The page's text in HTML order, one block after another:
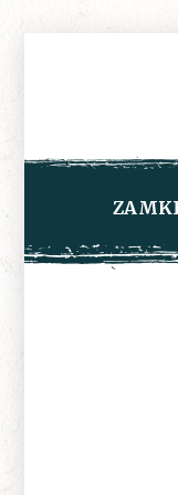
ZAMKI